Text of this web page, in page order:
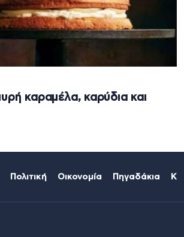
καραμέλα, καρύδια και
Πολιτική Οικονομία Πηγαδάκια